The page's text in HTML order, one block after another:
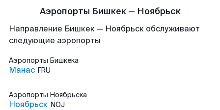
Аэропорты Бишкек — Ноябрьск
Направление Бишкек — Ноябрьск обслуживают
следующие аэропорты
Аэропорты Бишкека
Манас FRU
Аэропорты Ноябрьска
Ноябрьск NOJ